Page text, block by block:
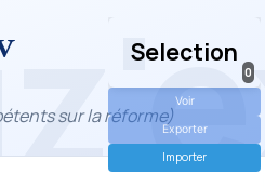
sur la réforme)
Selection
0
Voir
Exporter
Importer